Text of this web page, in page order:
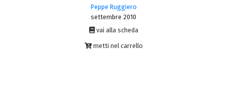
Peppe Ruggiero
settembre 2010
vai alla scheda
metti nel carrello